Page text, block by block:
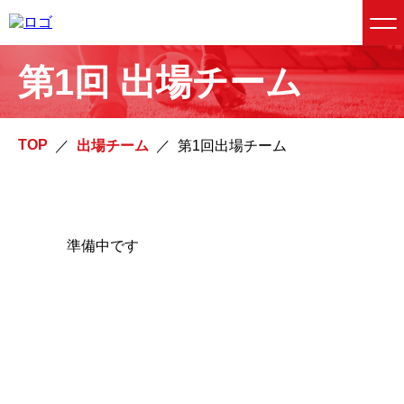
第1回 出場チーム
TOP ／ 出場チーム ／ 第1回出場チーム
準備中です